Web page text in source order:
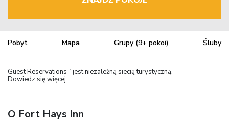
Pobyt Mapa Grupy (9+ pokoi) Śluby
Guest Reservations TM jest niezależną siecią turystyczną.
Dowiedz się więcej
O Fort Hays Inn